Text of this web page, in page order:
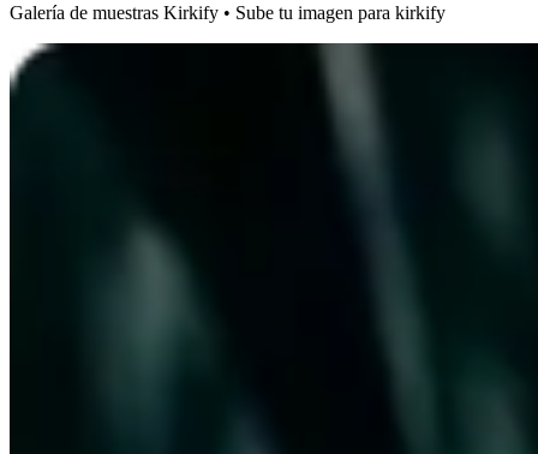
Galería de muestras Kirkify • Sube tu imagen para kirkify